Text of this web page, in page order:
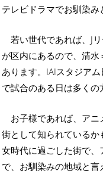
テレビドラマでお馴染み
若い世代であれば、J
が区内にあるので、清
あります。IAIスタジア
で試合のある日は多くの
お子様であれば、ア
街として知られている
女時代に過ごした街で
で、お馴染みの地域と言